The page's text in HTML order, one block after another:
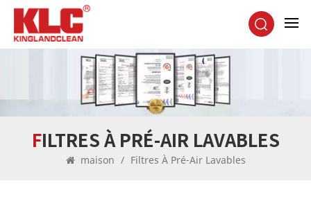
FILTRES À PRÉ-AIR LAVABLES
maison / Filtres À Pré-Air Lavables